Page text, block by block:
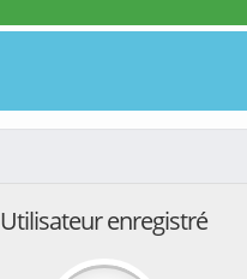
Utilisateur enregistré